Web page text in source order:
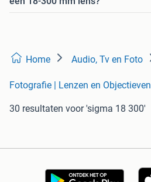
Home Audio, Tv en Foto
Fotografie | Lenzen en Objectieven
30 resultaten voor 'sigma 18 300'